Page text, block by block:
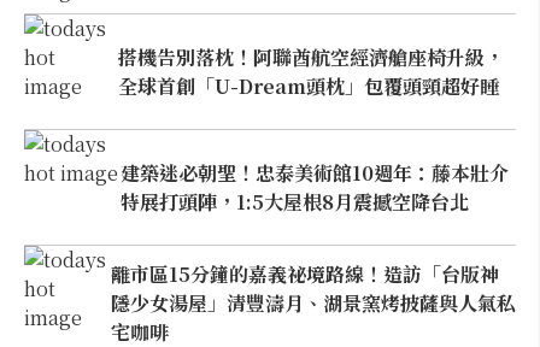
搭機告別落枕！阿聯酋航空經濟艙座椅升級，
全球首創「U-Dream頭枕」包覆頭頸超好睡
建築迷必朝聖！忠泰美術館10週年：藤本壯介
特展打頭陣，1:5大屋根8月震撼空降台北
離市區15分鐘的嘉義祕境路線！造訪「台版神
隱少女湯屋」清豐濤月、湖景窯烤披薩與人氣私
宅咖啡